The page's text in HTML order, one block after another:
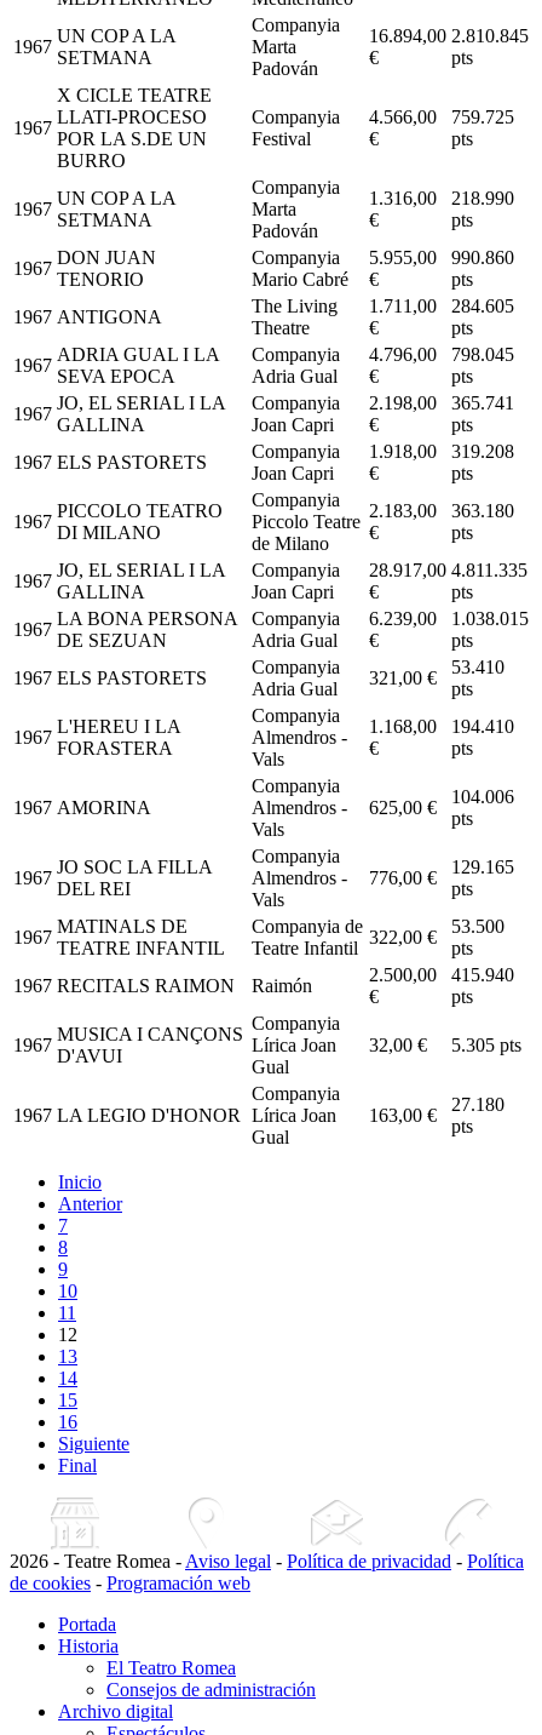
1967
UN COP A LA
SETMANA
Companyia
Marta
Padován
16.894,00
€
2.810.845
pts
1967
X CICLE TEATRE
LLATI-PROCESO
POR LA S.DE UN
BURRO
Companyia
Festival
4.566,00
€
759.725
pts
1967
UN COP A LA
SETMANA
Companyia
Marta
Padován
1.316,00
€
218.990
pts
1967
DON JUAN
TENORIO
Companyia
Mario Cabré
5.955,00
€
990.860
pts
1967 ANTIGONA
The Living
Theatre
1.711,00
€
284.605
pts
1967
ADRIA GUAL I LA
SEVA EPOCA
Companyia
Adria Gual
4.796,00
€
798.045
pts
1967
JO, EL SERIAL I LA
GALLINA
Companyia
Joan Capri
2.198,00
€
365.741
pts
1967 ELS PASTORETS
Companyia
Joan Capri
1.918,00
€
319.208
pts
1967
PICCOLO TEATRO
DI MILANO
Companyia
Piccolo Teatre
de Milano
2.183,00
€
363.180
pts
1967
JO, EL SERIAL I LA
GALLINA
Companyia
Joan Capri
28.917,00
€
4.811.335
pts
1967
LA BONA PERSONA
DE SEZUAN
Companyia
Adria Gual
6.239,00
€
1.038.015
pts
1967 ELS PASTORETS
Companyia
Adria Gual
321,00 €
53.410
pts
1967
L'HEREU I LA
FORASTERA
Companyia
Almendros -
Vals
1.168,00
€
194.410
pts
1967 AMORINA
Companyia
Almendros -
Vals
625,00 €
104.006
pts
1967
JO SOC LA FILLA
DEL REI
Companyia
Almendros -
Vals
776,00 €
129.165
pts
1967
MATINALS DE
TEATRE INFANTIL
Companyia de
Teatre Infantil
322,00 €
53.500
pts
1967 RECITALS RAIMON Raimón
2.500,00
€
415.940
pts
1967
MUSICA I CANÇONS
D'AVUI
Companyia
Lírica Joan
Gual
32,00 € 5.305 pts
1967 LA LEGIO D'HONOR
Companyia
Lírica Joan
Gual
163,00 €
27.180
pts
Inicio
Anterior
7
8
9
10
11
12
13
14
15
16
Siguiente
Final
2026 - Teatre Romea - Aviso legal - Política de privacidad - Política
de cookies - Programación web
Portada
Historia
El Teatro Romea
Consejos de administración
Archivo digital